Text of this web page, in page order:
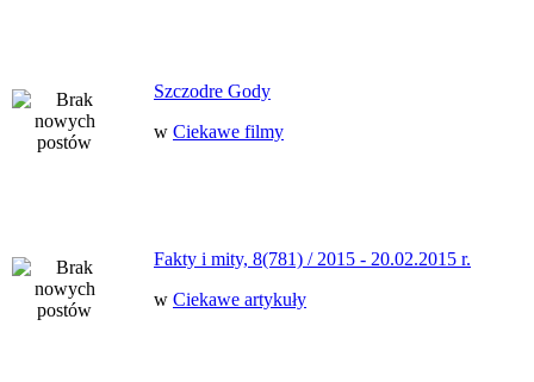
Szczodre Gody
w Ciekawe filmy
Fakty i mity, 8(781) / 2015 - 20.02.2015 r.
w Ciekawe artykuły